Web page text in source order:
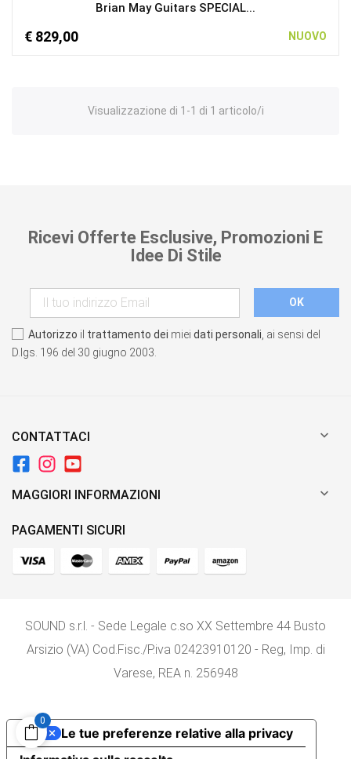
Brian May Guitars SPECIAL...
€ 829,00 NUOVO
Visualizzazione di 1-1 di 1 articolo/i
Ricevi Offerte Esclusive, Promozioni E
Idee Di Stile
Autorizzo il trattamento dei miei dati personali , ai sensi del
D.lgs. 196 del 30 giugno 2003.
CONTATTACI 
MAGGIORI INFORMAZIONI 
PAGAMENTI SICURI
SOUND s.r.l. - Sede Legale c.so XX Settembre 44 Busto
Arsizio (VA) Cod.Fisc./P.iva 02423910120 - Reg, Imp. di
Varese, REA n. 256948
0
Le tue preferenze relative alla privacy